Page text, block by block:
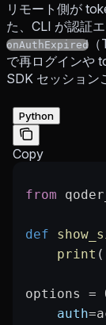
リモート側が
た、CLI が認証
onAuthExpired
で再ログインや
SDK セッション
Python
Copy
from
def
    print
(
options =
    auth
=